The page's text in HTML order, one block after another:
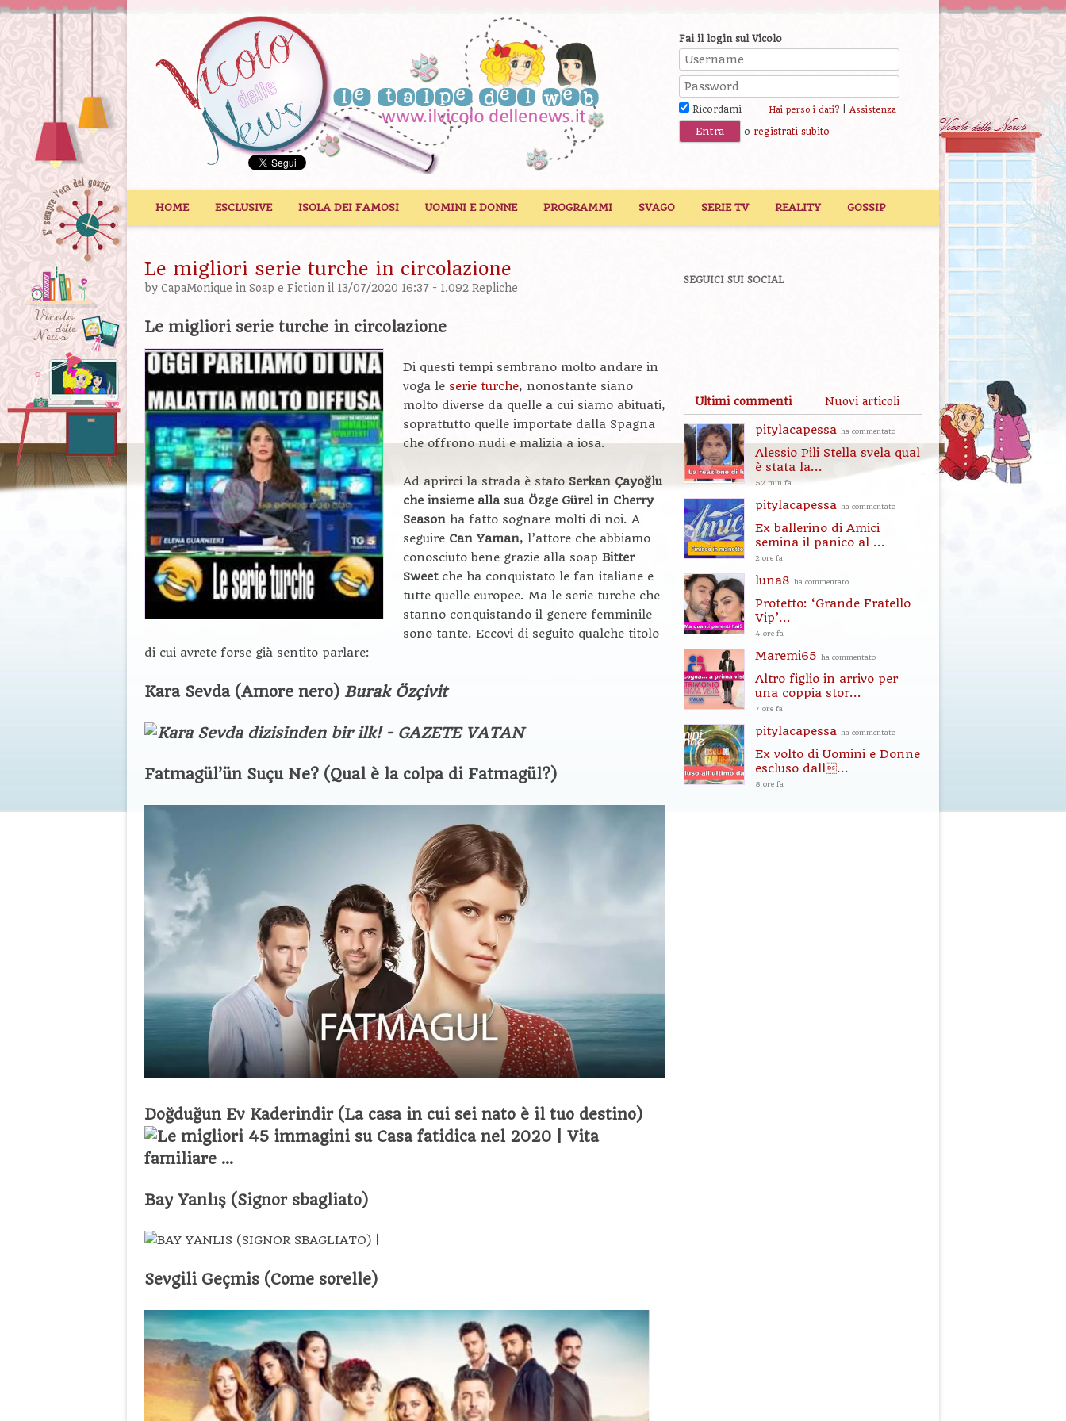
Fai il login sul Vicolo
Ricordami Hai perso i dati?| Assistenza
o registrati subito
HOME ESCLUSIVE ISOLA DEI FAMOSI UOMINI E DONNE PROGRAMMI SVAGO SERIE TV REALITY GOSSIP
Le migliori serie turche in circolazione
by CapaMonique in Soap e Fiction il 13/07/2020 16:37 - 1.092 Repliche
Le migliori serie turche in circolazione
Di questi tempi sembrano molto andare in
voga le serie turche, nonostante siano
molto diverse da quelle a cui siamo abituati,
soprattutto quelle importate dalla Spagna
che offrono nudi e malizia a iosa.
Ad aprirci la strada è stato Serkan Çayoğlu
che insieme alla sua Özge Gürel in Cherry
Season ha fatto sognare molti di noi. A
seguire Can Yaman, l’attore che abbiamo
conosciuto bene grazie alla soap Bitter
Sweetche ha conquistato le fan italiane e
tutte quelle europee. Ma le serie turche che
stanno conquistando il genere femminile
sono tante. Eccovi di seguito qualche titolo
di cui avrete forse già sentito parlare:
Kara Sevda (Amore nero) Burak Özçivit
Fatmagül’ün Suçu Ne? (Qual è la colpa di Fatmagül?)
Doğduğun Ev Kaderindir (La casa in cui sei nato è il tuo destino)
Bay Yanlış (Signor sbagliato)
Sevgili Geçmis (Come sorelle)
SEGUICI SUI SOCIAL
Ultimi commenti Nuovi articoli
pitylacapessa ha commentato
Alessio Pili Stella svela qual
è stata la...
52 min fa
pitylacapessa ha commentato
Ex ballerino di Amici
semina il panico al ...
2 ore fa
luna8 ha commentato
Protetto: ‘Grande Fratello
Vip’...
4 ore fa
Maremi65 ha commentato
Altro figlio in arrivo per
una coppia stor...
7 ore fa
pitylacapessa ha commentato
Ex volto di Uomini e Donne
escluso dall...
8 ore fa